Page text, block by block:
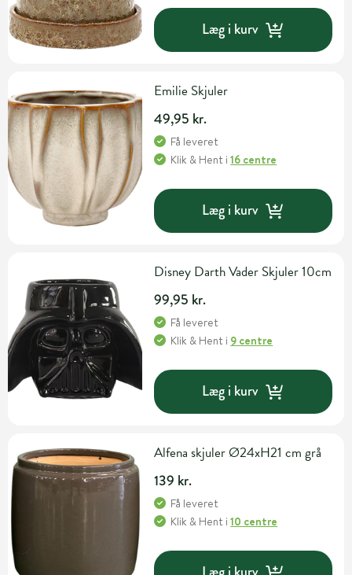
Læg i kurv
Emilie Skjuler
49,95 kr.
Få leveret
Klik & Hent i16 centre
Læg i kurv
Disney Darth Vader Skjuler 10cm
99,95 kr.
Få leveret
Klik & Hent i 9 centre
Læg i kurv
Alfena skjuler Ø24xH21 cm grå
139 kr.
Få leveret
Klik & Hent i10 centre